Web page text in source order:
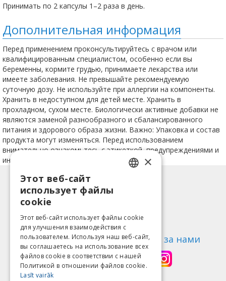
Принимать по 2 капсулы 1–2 раза в день.
Дополнительная информация
Перед применением проконсультируйтесь с врачом или
квалифицированным специалистом, особенно если вы
беременны, кормите грудью, принимаете лекарства или
имеете заболевания. Не превышайте рекомендуемую
суточную дозу. Не используйте при аллергии на компоненты.
Хранить в недоступном для детей месте. Хранить в
прохладном, сухом месте. Биологически активные добавки не
являются заменой разнообразного и сбалансированного
питания и здорового образа жизни. Важно: Упаковка и состав
продукта могут изменяться. Перед использованием
внимательно ознакомьтесь с этикеткой, предупреждениями и
инструкцией.
Информация
Возврат товара
О нас
Контакты
Правила пользования
Политика конфиденциальности
Следи за нами
LITHUANIAN
ESTONIAN
RUSSIAN
×
Этот веб-сайт
использует файлы
cookie
Этот веб-сайт использует файлы cookie
для улучшения взаимодействия с
пользователем. Используя наш веб-сайт,
вы соглашаетесь на использование всех
файлов cookie в соответствии с нашей
Политикой в ​​отношении файлов cookie.
Lasīt vairāk